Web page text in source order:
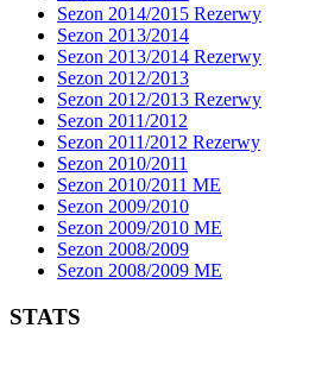
Sezon 2014/2015 Rezerwy
Sezon 2013/2014
Sezon 2013/2014 Rezerwy
Sezon 2012/2013
Sezon 2012/2013 Rezerwy
Sezon 2011/2012
Sezon 2011/2012 Rezerwy
Sezon 2010/2011
Sezon 2010/2011 ME
Sezon 2009/2010
Sezon 2009/2010 ME
Sezon 2008/2009
Sezon 2008/2009 ME
STATS